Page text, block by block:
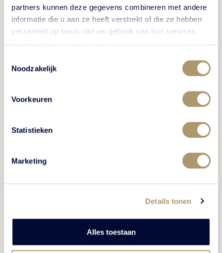
partners kunnen deze gegevens combineren met andere
informatie die u aan ze heeft verstrekt of die ze hebben
verzameld op basis van uw gebruik van hun services.
Noodzakelijk
Voorkeuren
Statistieken
Marketing
Details tonen
Alles toestaan
De keuze voor trouwen bij Kasteel De Vanenburg is
door Netteke en Sebastiaan snel gemaakt. “Wij
hebben allebei een achtergrond in de hotellerie en
bruidspaar. “Daardoor weet je hoe belangrijk details
en gastvrijheid zijn. Vanaf het eerste contact voelde
familiebedrijf, waar aandacht is voor details.”